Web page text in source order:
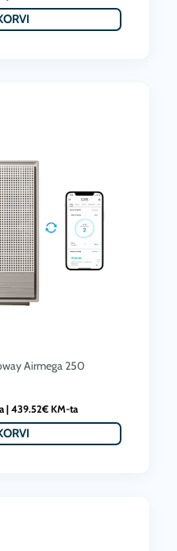
Airmega 250
| 439.52€KM-ta